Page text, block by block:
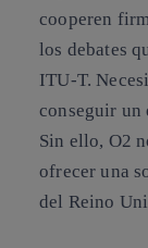
cooperen
los debates
ITU-T.
conseguir un
Sin ello, O2
ofrecer una
del Reino